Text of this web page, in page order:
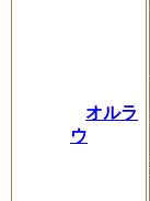
オルラ
ウ